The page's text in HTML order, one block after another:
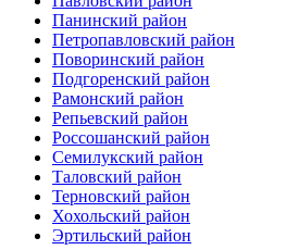
Панинский район
Петропавловский район
Поворинский район
Подгоренский район
Рамонский район
Репьевский район
Россошанский район
Семилукский район
Таловский район
Терновский район
Хохольский район
Эртильский район